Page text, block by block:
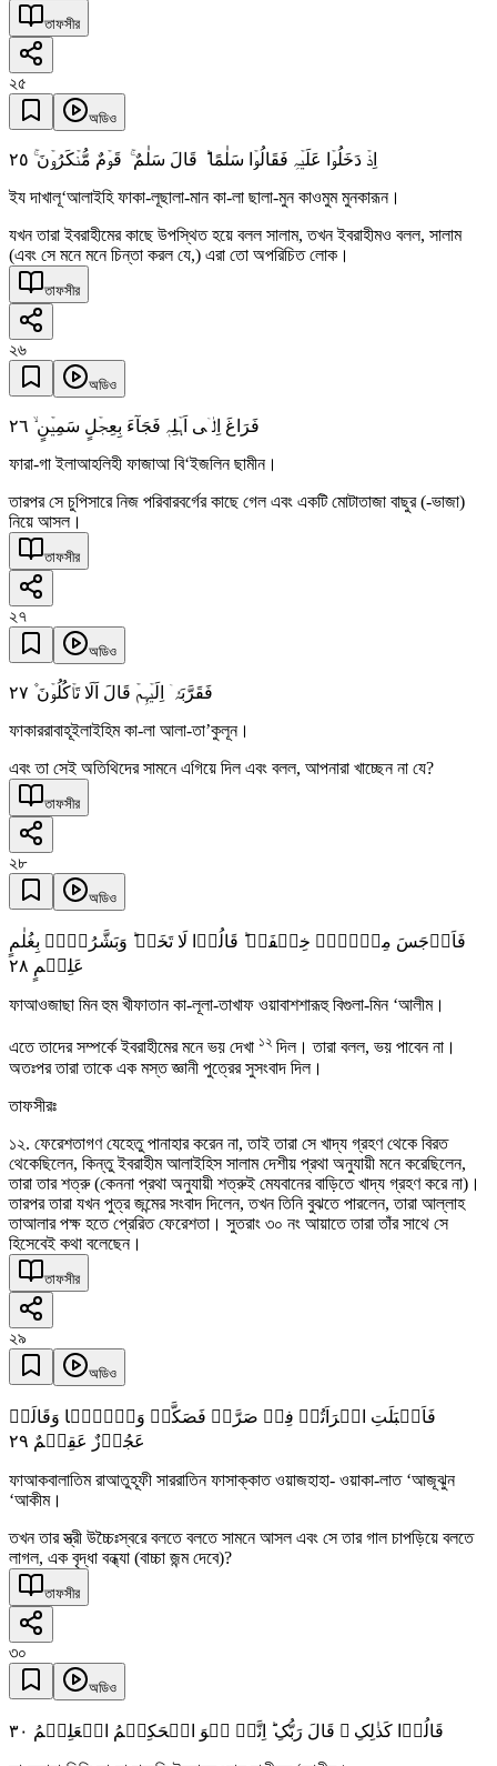
তাফসীর
২৫
অডিও
اِذۡ دَخَلُوۡا عَلَیۡہِ فَقَالُوۡا سَلٰمًا ؕ قَالَ سَلٰمٌ ۚ قَوۡمٌ مُّنۡکَرُوۡنَ ۚ ٢٥
ইয দাখালূ‘আলাইহি ফাকা-লূছালা-মান কা-লা ছালা-মুন কাওমুম মুনকারূন।
যখন তারা ইবরাহীমের কাছে উপস্থিত হয়ে বলল সালাম, তখন ইবরাহীমও বলল, সালাম
(এবং সে মনে মনে চিন্তা করল যে,) এরা তো অপরিচিত লোক।
তাফসীর
২৬
অডিও
فَرَاغَ اِلٰۤی اَہۡلِہٖ فَجَآءَ بِعِجۡلٍ سَمِیۡنٍ ۙ ٢٦
ফারা-গা ইলাআহলিহী ফাজাআ বি‘ইজলিন ছামীন।
তারপর সে চুপিসারে নিজ পরিবারবর্গের কাছে গেল এবং একটি মোটাতাজা বাছুর (-ভাজা)
নিয়ে আসল।
তাফসীর
২৭
অডিও
فَقَرَّبَہٗۤ اِلَیۡہِمۡ قَالَ اَلَا تَاۡکُلُوۡنَ ۫ ٢٧
ফাকাররাবাহূইলাইহিম কা-লা আলা-তা’কুলূন।
এবং তা সেই অতিথিদের সামনে এগিয়ে দিল এবং বলল, আপনারা খাচ্ছেন না যে?
তাফসীর
২৮
অডিও
فَاَوۡجَسَ مِنۡہُمۡ خِیۡفَۃً ؕ قَالُوۡا لَا تَخَفۡ ؕ وَبَشَّرُوۡہُ بِغُلٰمٍ
عَلِیۡمٍ ٢٨
ফাআওজাছা মিন হুম খীফাতান কা-লূলা-তাখাফ ওয়াবাশশারূহু বিগুলা-মিন ‘আলীম।
এতে তাদের সম্পর্কে ইবরাহীমের মনে ভয় দেখা ১২ দিল। তারা বলল, ভয় পাবেন না।
অতঃপর তারা তাকে এক মস্ত জ্ঞানী পুত্রের সুসংবাদ দিল।
তাফসীরঃ
১২. ফেরেশতাগণ যেহেতু পানাহার করেন না, তাই তারা সে খাদ্য গ্রহণ থেকে বিরত
থেকেছিলেন, কিন্তু ইবরাহীম আলাইহিস সালাম দেশীয় প্রথা অনুযায়ী মনে করেছিলেন,
তারা তার শত্রু (কেননা প্রথা অনুযায়ী শত্রুই মেযবানের বাড়িতে খাদ্য গ্রহণ করে না)।
তারপর তারা যখন পুত্র জন্মের সংবাদ দিলেন, তখন তিনি বুঝতে পারলেন, তারা আল্লাহ
তাআলার পক্ষ হতে প্রেরিত ফেরেশতা। সুতরাং ৩০ নং আয়াতে তারা তাঁর সাথে সে
হিসেবেই কথা বলেছেন।
তাফসীর
২৯
অডিও
فَاَقۡبَلَتِ امۡرَاَتُہٗ فِیۡ صَرَّۃٍ فَصَکَّتۡ وَجۡہَہَا وَقَالَتۡ
عَجُوۡزٌ عَقِیۡمٌ ٢٩
ফাআকবালাতিম রাআতুহূফী সাররাতিন ফাসাক্কাত ওয়াজহাহা- ওয়াকা-লাত ‘আজূঝুন
‘আকীম।
তখন তার স্ত্রী উচ্চৈঃস্বরে বলতে বলতে সামনে আসল এবং সে তার গাল চাপড়িয়ে বলতে
লাগল, এক বৃদ্ধা বন্ধ্যা (বাচ্চা জন্ম দেবে)?
তাফসীর
৩০
অডিও
قَالُوۡا کَذٰلِکِ ۙ قَالَ رَبُّکِ ؕ اِنَّہٗ ہُوَ الۡحَکِیۡمُ الۡعَلِیۡمُ ٣۰